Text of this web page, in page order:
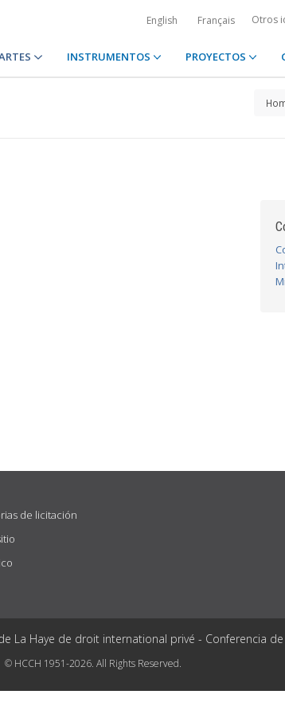
English Français Otros
INSTRUMENTOS PROYECTOS
de licitación
La Haye de droit international privé - Conferencia
© HCCH 1951-2026. All Rights Reserved.